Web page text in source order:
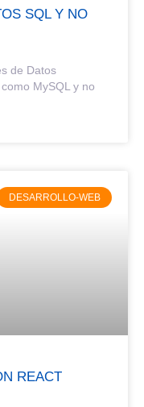
SQL Y NO
de Datos
MySQL y no
DESARROLLO-WEB
REACT